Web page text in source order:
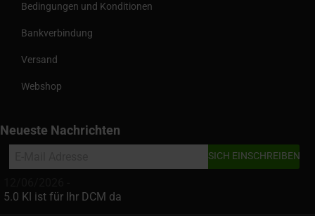
Bedingungen und Konditionen
Bankverbindung
Versand
Webshop
Neueste Nachrichten
5.0 KI ist für Ihr DCM da